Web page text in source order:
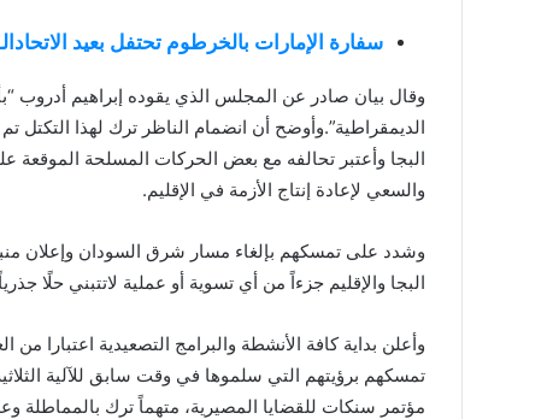
سفارة الإمارات بالخرطوم تحتفل بعيد الاتحادالـ 51 لدولة
وقال بيان صادر عن المجلس الذي يقوده إبراهيم أدروب
الديمقراطية”.وأوضح أن انضمام الناظر ترك لهذا التكتل
البجا وأعتبر تحالفه مع بعض الحركات المسلحة
والسعي لإعادة إنتاج الأزمة في الإقليم.
وشدد على تمسكهم بإلغاء مسار شرق السودان وإعلان
البجا والإقليم جزءاً من أي تسوية أو عملية لاتتبني حلًا
وأعلن بداية كافة الأنشطة والبرامج التصعيدية
تمسكهم برؤيتهم التي سلموها في وقت سابق للآلية
مؤتمر سنكات للقضايا المصيرية، متهماً ترك بالمماطلة